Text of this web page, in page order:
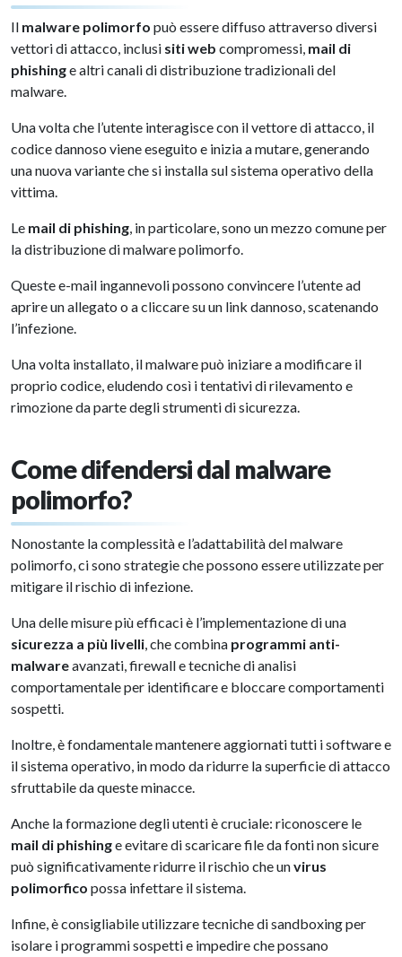
Il malware polimorfo può essere diffuso attraverso diversi
vettori di attacco, inclusi siti web compromessi, mail di
phishinge altri canali di distribuzione tradizionali del
malware.
Una volta che l’utente interagisce con il vettore di attacco, il
codice dannoso viene eseguito e inizia a mutare, generando
una nuova variante che si installa sul sistema operativo della
vittima.
Le mail di phishing, in particolare, sono un mezzo comune per
la distribuzione di malware polimorfo.
Queste e-mail ingannevoli possono convincere l’utente ad
aprire un allegato o a cliccare su un link dannoso, scatenando
l’infezione.
Una volta installato, il malware può iniziare a modificare il
proprio codice, eludendo così i tentativi di rilevamento e
rimozione da parte degli strumenti di sicurezza.
Come difendersi dal malware
polimorfo?
Nonostante la complessità e l’adattabilità del malware
polimorfo, ci sono strategie che possono essere utilizzate per
mitigare il rischio di infezione.
Una delle misure più efficaci è l’implementazione di una
sicurezza a più livelli, che combina programmi anti-
malwareavanzati, firewall e tecniche di analisi
comportamentale per identificare e bloccare comportamenti
sospetti.
Inoltre, è fondamentale mantenere aggiornati tutti i software e
il sistema operativo, in modo da ridurre la superficie di attacco
sfruttabile da queste minacce.
Anche la formazione degli utenti è cruciale: riconoscere le
mail di phishinge evitare di scaricare file da fonti non sicure
può significativamente ridurre il rischio che unvirus
polimorfico possa infettare il sistema.
Infine, è consigliabile utilizzare tecniche di sandboxing per
isolare i programmi sospetti e impedire che possano